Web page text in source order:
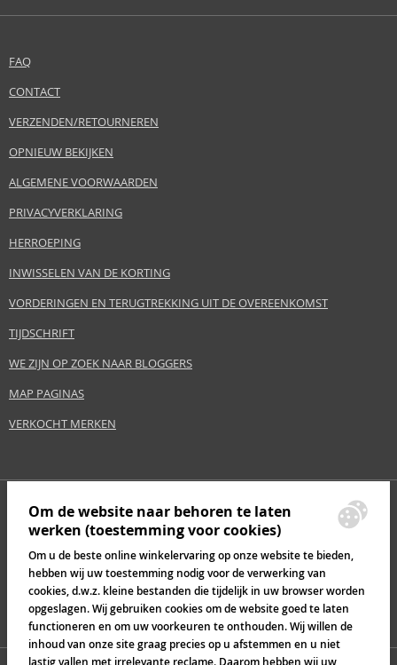
FAQ
CONTACT
VERZENDEN/RETOURNEREN
OPNIEUW BEKIJKEN
ALGEMENE VOORWAARDEN
PRIVACYVERKLARING
HERROEPING
INWISSELEN VAN DE KORTING
VORDERINGEN EN TERUGTREKKING UIT DE OVEREENKOMST
TIJDSCHRIFT
WE ZIJN OP ZOEK NAAR BLOGGERS
MAP PAGINAS
VERKOCHT MERKEN
Om de website naar behoren te laten
werken (toestemming voor cookies)
Om u de beste online winkelervaring op onze website te bieden,
hebben wij uw toestemming nodig voor de verwerking van
cookies, d.w.z. kleine bestanden die tijdelijk in uw browser worden
opgeslagen. Wij gebruiken cookies om de website goed te laten
functioneren en om uw voorkeuren te onthouden. Wij willen de
inhoud van onze site graag precies op u afstemmen en u niet